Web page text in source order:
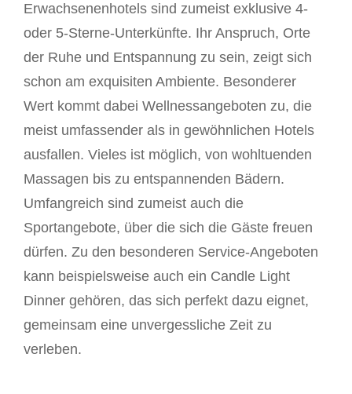
Erwachsenenhotels sind zumeist exklusive 4-
oder 5-Sterne-Unterkünfte. Ihr Anspruch, Orte
der Ruhe und Entspannung zu sein, zeigt sich
schon am exquisiten Ambiente. Besonderer
Wert kommt dabei Wellnessangeboten zu, die
meist umfassender als in gewöhnlichen Hotels
ausfallen. Vieles ist möglich, von wohltuenden
Massagen bis zu entspannenden Bädern.
Umfangreich sind zumeist auch die
Sportangebote, über die sich die Gäste freuen
dürfen. Zu den besonderen Service-Angeboten
kann beispielsweise auch ein Candle Light
Dinner gehören, das sich perfekt dazu eignet,
gemeinsam eine unvergessliche Zeit zu
verleben.